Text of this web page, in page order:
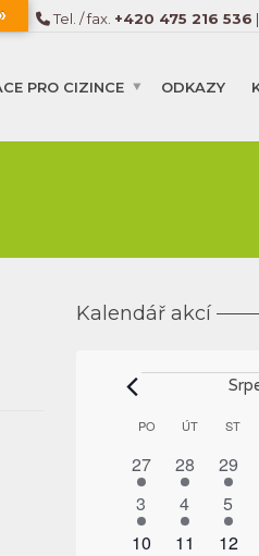
Tel. / fax. +420 475 216 536 |
PRO CIZINCE ODKAZY
Kalendář akcí
Akce
Kalendář
z
Akce
PO PONDĚLÍ
ÚTÚTERÝ
ST
1
akce
27
1
akce
28
1
akce
29
1
akce
3
1
akce
4
1
akce
5
0
10
0
11
0
12